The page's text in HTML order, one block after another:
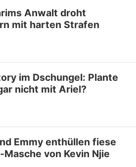
Anwalt droht
mit harten Strafen
im Dschungel: Plante
nicht mit Ariel?
Emmy enthüllen fiese
Masche von Kevin Njie